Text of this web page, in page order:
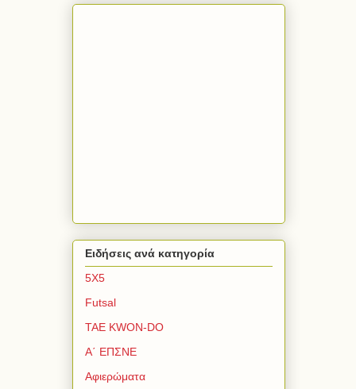
Ειδήσεις ανά κατηγορία
5Χ5
Futsal
TAE KWON-DO
Α΄ ΕΠΣΝΕ
Αφιερώματα